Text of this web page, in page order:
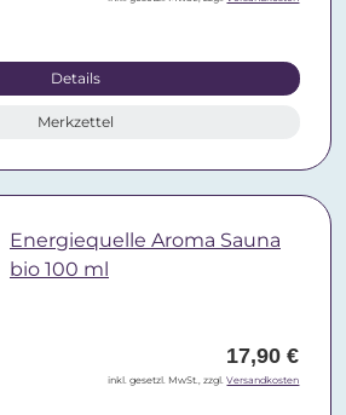
Details
Merkzettel
Energiequelle Aroma Sauna
bio 100 ml
17,90 €
inkl. gesetzl. MwSt., zzgl.Versandkosten